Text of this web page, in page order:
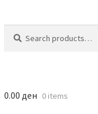
for:
0.00 ден 0 items